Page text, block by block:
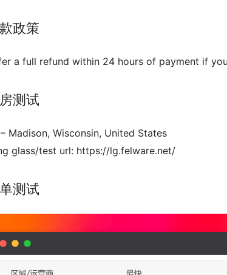
政策
a full refund within 24 hours of payment if
测试
– Madison, Wisconsin, United States
glass/test url: https://lg.felware.net/
测试